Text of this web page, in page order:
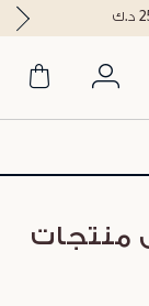
منتجات